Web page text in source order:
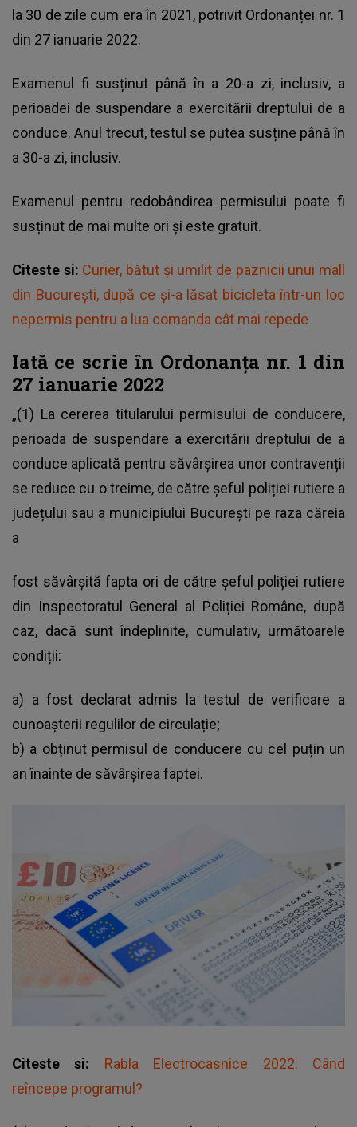
la 30 de zile cum era în 2021, potrivit Ordonanței nr. 1
din 27 ianuarie 2022.
Examenul fi susținut până în a 20-a zi, inclusiv, a
perioadei de suspendare a exercitării dreptului de a
conduce. Anul trecut, testul se putea susține până în
a 30-a zi, inclusiv.
Examenul pentru redobândirea permisului poate fi
susținut de mai multe ori și este gratuit.
Citeste si: Curier, bătut și umilit de paznicii unui mall
din Bucureşti, după ce şi-a lăsat bicicleta într-un loc
nepermis pentru a lua comanda cât mai repede
Iată ce scrie în Ordonanța nr. 1 din
27 ianuarie 2022
„(1) La cererea titularului permisului de conducere,
perioada de suspendare a exercitării dreptului de a
conduce aplicată pentru săvârșirea unor contravenții
se reduce cu o treime, de către șeful poliției rutiere a
județului sau a municipiului București pe raza căreia
a
fost săvârșită fapta ori de către șeful poliției rutiere
din Inspectoratul General al Poliției Române, după
caz, dacă sunt îndeplinite, cumulativ, următoarele
condiții:
a) a fost declarat admis la testul de verificare a
cunoașterii regulilor de circulație;
b) a obținut permisul de conducere cu cel puțin un
an înainte de săvârșirea faptei.
Citeste si: Rabla Electrocasnice 2022: Când
reîncepe programul?